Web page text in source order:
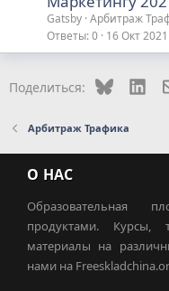
Gatsby Арбитраж
Ответы 0 16 Окт 2021
Поделиться: Bluesky
Арбитраж Трафика
О НАС
Образовательная
продуктами. Курсы,
материалы на
нами на